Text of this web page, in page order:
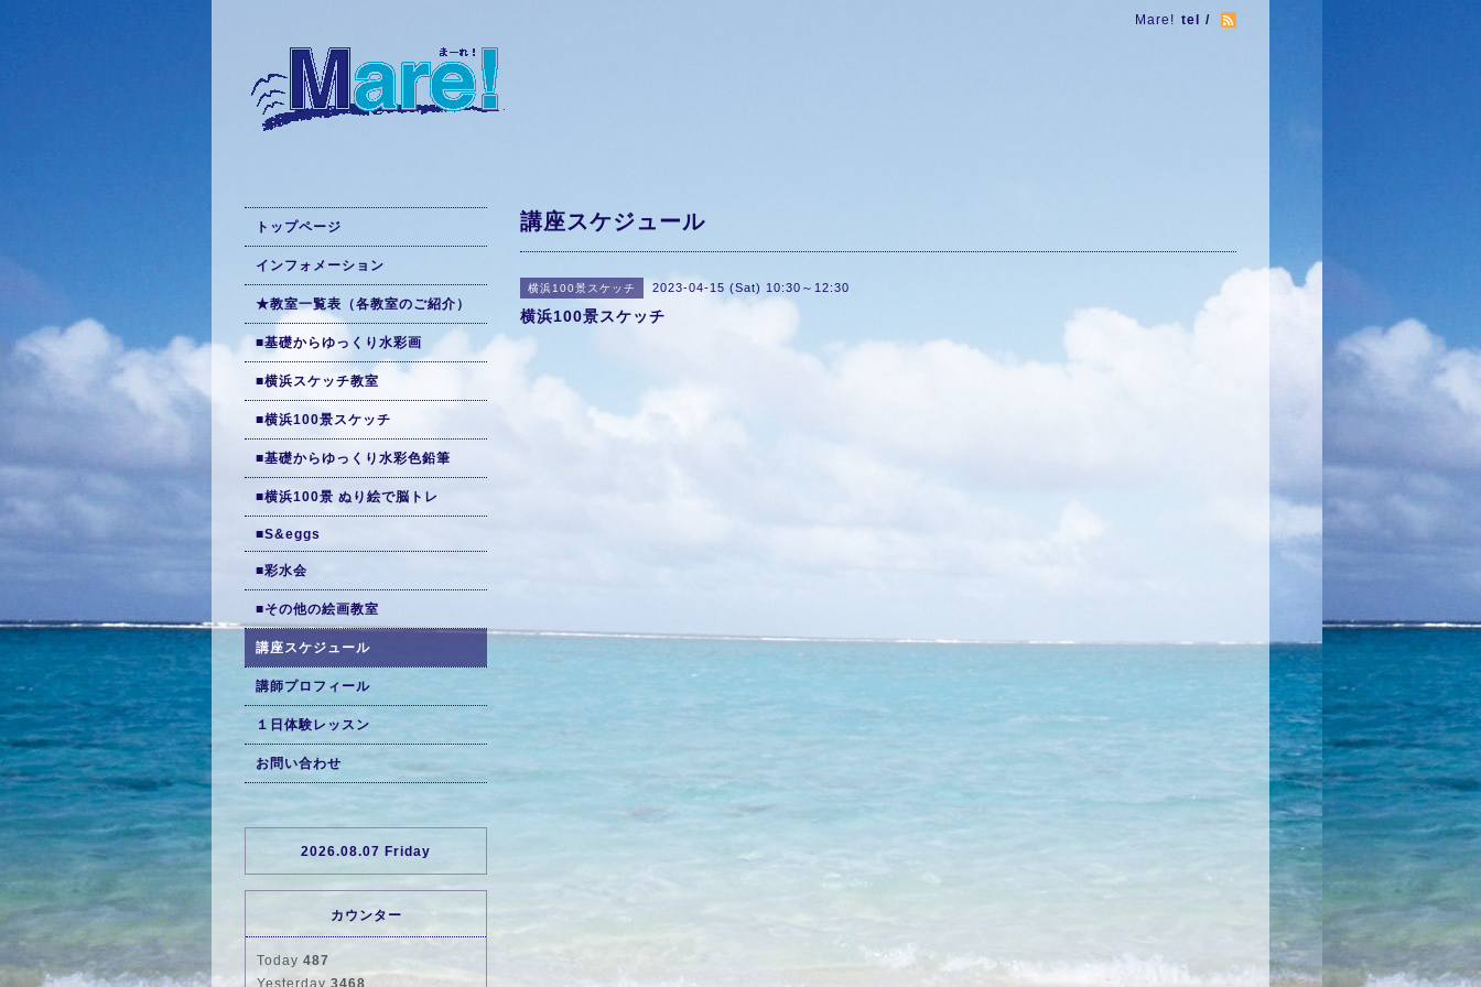
Mare! tel /
講座スケジュール
横浜100景スケッチ 2023-04-15 (Sat) 10:30～12:30
横浜100景スケッチ
トップページ
インフォメーション
★教室一覧表（各教室のご紹介）
■基礎からゆっくり水彩画
■横浜スケッチ教室
■横浜100景スケッチ
■基礎からゆっくり水彩色鉛筆
■横浜100景 ぬり絵で脳トレ
■S&eggs
■彩水会
■その他の絵画教室
講座スケジュール
講師プロフィール
１日体験レッスン
お問い合わせ
2026.08.07 Friday
カウンター
Today 487
Yesterday 3468